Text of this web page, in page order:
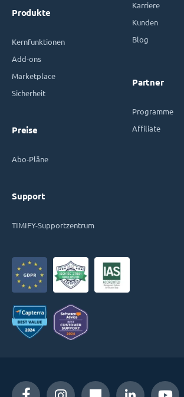
Produkte
Kernfunktionen
Add-ons
Marketplace
Sicherheit
Preise
Abo-Pläne
Support
TIMIFY-Supportzentrum
Karriere
Kunden
Blog
Partner
Programme
Affiliate